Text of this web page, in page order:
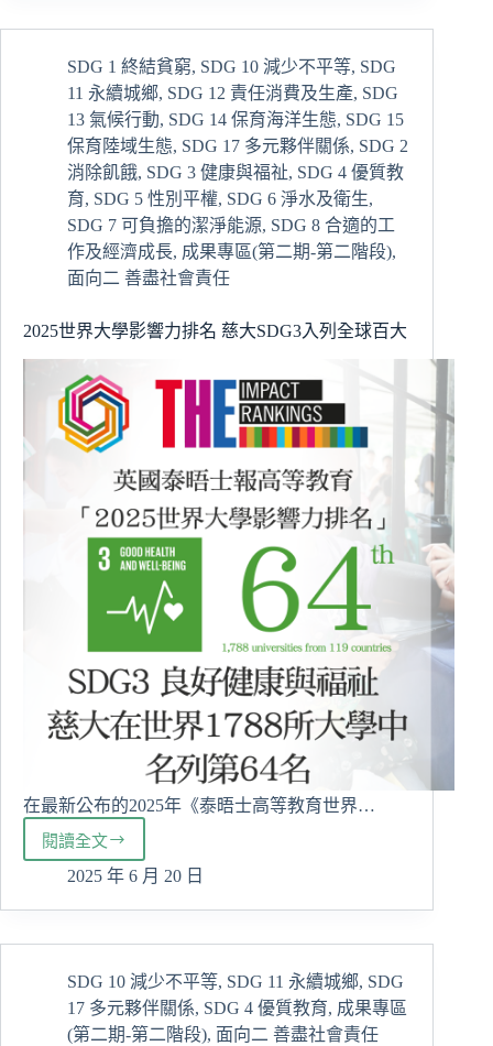
傳
知
識
實
踐
課
程
SDG 1 終結貧窮, SDG 10 減少不平等, SDG
11 永續城鄉, SDG 12 責任消費及生產, SDG
13 氣候行動, SDG 14 保育海洋生態, SDG 15
保育陸域生態, SDG 17 多元夥伴關係, SDG 2
消除飢餓, SDG 3 健康與福祉, SDG 4 優質教
育, SDG 5 性別平權, SDG 6 淨水及衛生,
SDG 7 可負擔的潔淨能源, SDG 8 合適的工
作及經濟成長, 成果專區(第二期-第二階段),
面向二 善盡社會責任
2025世界大學影響力排名 慈大SDG3入列全球百大
在最新公布的2025年《泰晤士高等教育世界…
閱讀全文
2025
世
大
學
響
力
排
2025 年 6 月 20 日
SDG 10 減少不平等, SDG 11 永續城鄉, SDG
17 多元夥伴關係, SDG 4 優質教育, 成果專區
(第二期-第二階段), 面向二 善盡社會責任